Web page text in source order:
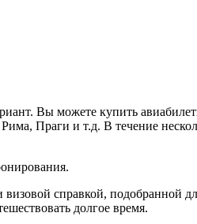
Вы можете купить
Праги и т.д. В течение
справкой, подобранной
долгое время.